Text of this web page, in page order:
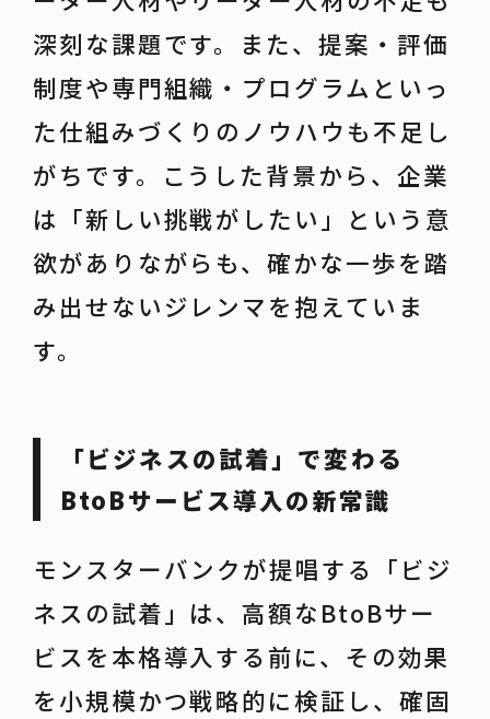
深刻な課題です。また、提案・評価
制度や専門組織・プログラムといっ
た仕組みづくりのノウハウも不足し
がちです。こうした背景から、企業
は「新しい挑戦がしたい」という意
欲がありながらも、確かな一歩を踏
み出せないジレンマを抱えていま
す。
「ビジネスの試着」で変わる
BtoBサービス導入の新常識
モンスターバンクが提唱する「ビジ
ネスの試着」は、高額なBtoBサー
ビスを本格導入する前に、その効果
を小規模かつ戦略的に検証し、確固